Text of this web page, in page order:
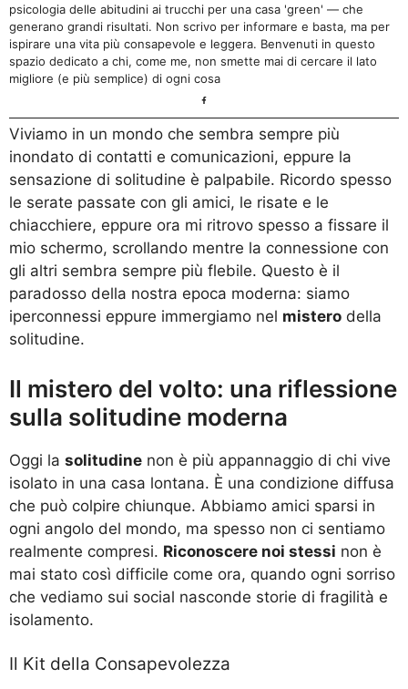
psicologia delle abitudini ai trucchi per una casa 'green' — che
generano grandi risultati. Non scrivo per informare e basta, ma per
ispirare una vita più consapevole e leggera. Benvenuti in questo
spazio dedicato a chi, come me, non smette mai di cercare il lato
migliore (e più semplice) di ogni cosa
Viviamo in un mondo che sembra sempre più
inondato di contatti e comunicazioni, eppure la
sensazione di solitudine è palpabile. Ricordo spesso
le serate passate con gli amici, le risate e le
chiacchiere, eppure ora mi ritrovo spesso a fissare il
mio schermo, scrollando mentre la connessione con
gli altri sembra sempre più flebile. Questo è il
paradosso della nostra epoca moderna: siamo
iperconnessi eppure immergiamo nel mistero della
solitudine.
Il mistero del volto: una riflessione
sulla solitudine moderna
Oggi la solitudine non è più appannaggio di chi vive
isolato in una casa lontana. È una condizione diffusa
che può colpire chiunque. Abbiamo amici sparsi in
ogni angolo del mondo, ma spesso non ci sentiamo
realmente compresi. Riconoscere noi stessi non è
mai stato così difficile come ora, quando ogni sorriso
che vediamo sui social nasconde storie di fragilità e
isolamento.
Il Kit della Consapevolezza